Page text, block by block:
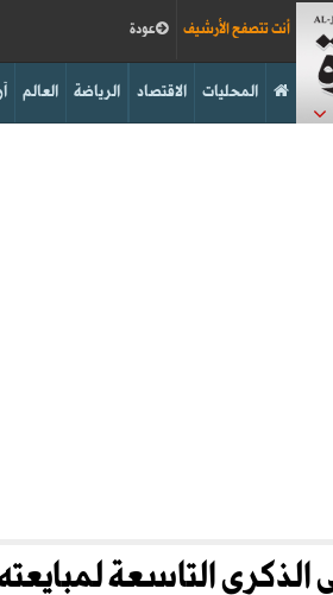
عودة أنت تتصفح الأرشيف
العالم الرياضة الاقتصاد المحليات
التاسعة